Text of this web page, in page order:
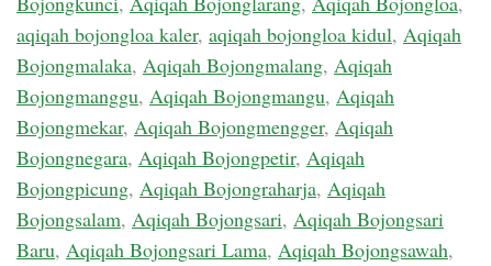
aqiqah bojongloa kaler, aqiqah bojongloa kidul, Aqiqah
Bojongmalaka, Aqiqah Bojongmalang, Aqiqah
Bojongmanggu, Aqiqah Bojongmangu, Aqiqah
Bojongmekar, Aqiqah Bojongmengger, Aqiqah
Bojongnegara, Aqiqah Bojongpetir, Aqiqah
Bojongpicung, Aqiqah Bojongraharja, Aqiqah
Bojongsalam, Aqiqah Bojongsari, Aqiqah Bojongsari
Baru, Aqiqah Bojongsari Lama, Aqiqah Bojongsawah,